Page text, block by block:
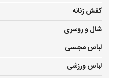
کفش زنانه
شال و روسری
لباس مجلسی
لباس ورزشی